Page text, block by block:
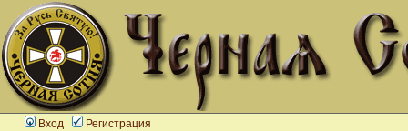
Вход Регистрация